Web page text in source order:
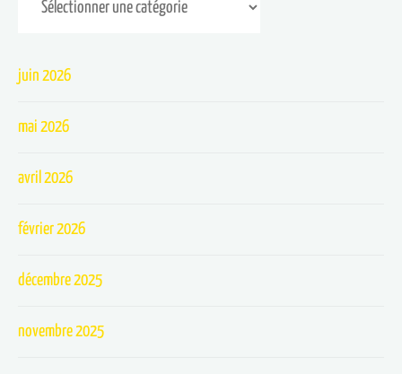
juin 2026
mai 2026
avril 2026
février 2026
décembre 2025
novembre 2025